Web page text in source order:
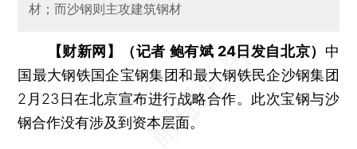
材；而沙钢则主攻建筑钢材
【财新网】（记者 鲍有斌 24日发自北京） 中
国最大钢铁国企宝钢集团和最大钢铁民企沙钢集团
2月23日在北京宣布进行战略合作。此次宝钢与沙
钢合作没有涉及到资本层面。